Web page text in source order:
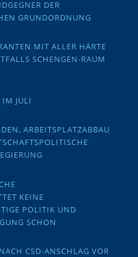
DER
GRUNDORDNUNG
MIT ALLER HÄRTE
SCHENGEN-RAUM
IM JULI
ARBEITSPLATZABBAU
KEINE
POLITIK UND
SCHON
CSD-ANSCHLAG VOR